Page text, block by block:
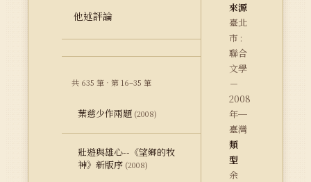
他述評論
共 635 筆 · 第 16–35 筆
葉慈少作兩題 (2008)
壯遊與雄心--《望鄉的牧
神》新版序 (2008)
來源
臺北
市 :
聯合
文學
－
2008
年─
臺灣
類
型
余